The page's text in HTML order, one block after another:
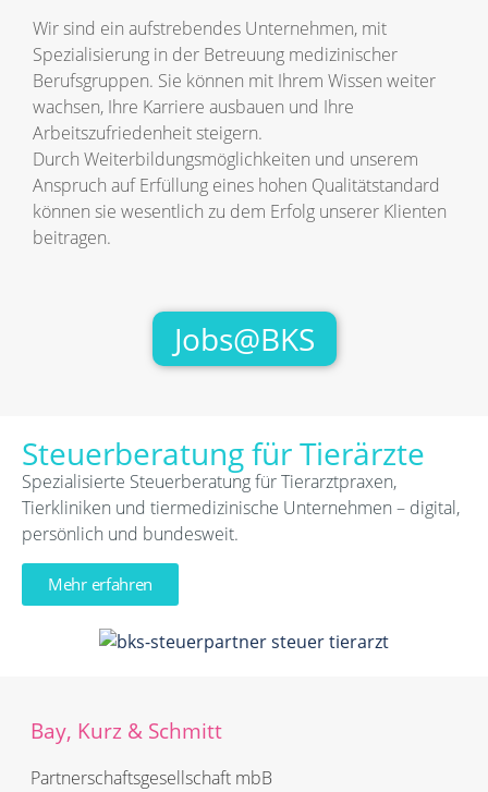
Wir sind ein aufstrebendes Unternehmen, mit
Spezialisierung in der Betreuung medizinischer
Berufsgruppen. Sie können mit Ihrem Wissen weiter
wachsen, Ihre Karriere ausbauen und Ihre
Arbeitszufriedenheit steigern.
Durch Weiterbildungsmöglichkeiten und unserem
Anspruch auf Erfüllung eines hohen Qualitätstandard
können sie wesentlich zu dem Erfolg unserer Klienten
beitragen.
Jobs@BKS
Steuerberatung für Tierärzte
Spezialisierte Steuerberatung für Tierarztpraxen,
Tierkliniken und tiermedizinische Unternehmen – digital,
persönlich und bundesweit.
Mehr erfahren
Bay, Kurz & Schmitt
Partnerschafts­­gesellschaft mbB